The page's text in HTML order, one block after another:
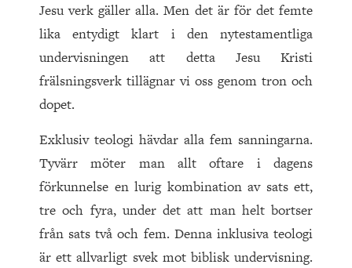
Jesu verk gäller alla. Men det är för det femte
lika entydigt klart i den nytestamentliga
undervisningen att detta Jesu Kristi
frälsningsverk tillägnar vi oss genom tron och
dopet.
Exklusiv teologi hävdar alla fem sanningarna.
Tyvärr möter man allt oftare i dagens
förkunnelse en lurig kombination av sats ett,
tre och fyra, under det att man helt bortser
från sats två och fem. Denna inklusiva teologi
är ett allvarligt svek mot biblisk undervisning.